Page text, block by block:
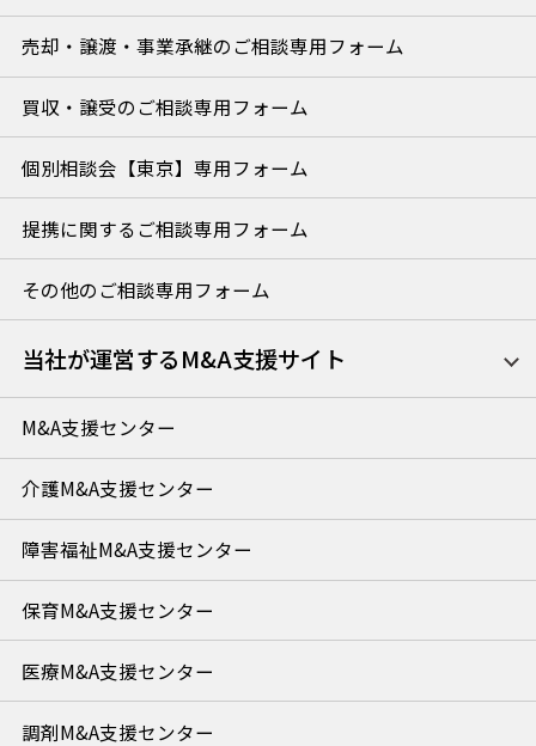
売却・譲渡・事業承継のご相談専用フォーム
買収・譲受のご相談専用フォーム
個別相談会【東京】専用フォーム
提携に関するご相談専用フォーム
その他のご相談専用フォーム
当社が運営するM&A支援サイト
M&A支援センター
介護M&A支援センター
障害福祉M&A支援センター
保育M&A支援センター
医療M&A支援センター
調剤M&A支援センター